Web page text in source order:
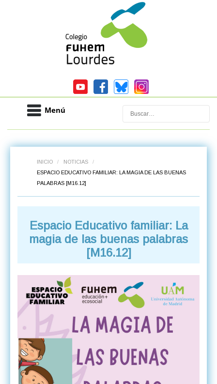
Menú Buscar
INICIO / NOTICIAS
/
ESPACIO EDUCATIVO FAMILIAR: LA MAGIA DE LAS BUENAS
PALABRAS [M16.12]
Espacio Educativo familiar: La
magia de las buenas palabras
[M16.12]